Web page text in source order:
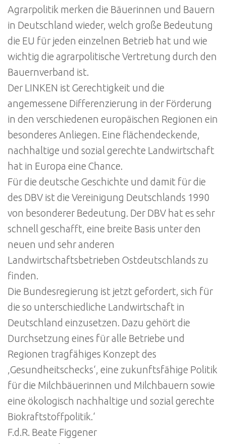
Agrarpolitik merken die Bäuerinnen und Bauern
in Deutschland wieder, welch große Bedeutung
die EU für jeden einzelnen Betrieb hat und wie
wichtig die agrarpolitische Vertretung durch den
Bauernverband ist.
Der LINKEN ist Gerechtigkeit und die
angemessene Differenzierung in der Förderung
in den verschiedenen europäischen Regionen ein
besonderes Anliegen. Eine flächendeckende,
nachhaltige und sozial gerechte Landwirtschaft
hat in Europa eine Chance.
Für die deutsche Geschichte und damit für die
des DBV ist die Vereinigung Deutschlands 1990
von besonderer Bedeutung. Der DBV hat es sehr
schnell geschafft, eine breite Basis unter den
neuen und sehr anderen
Landwirtschaftsbetrieben Ostdeutschlands zu
finden.
Die Bundesregierung ist jetzt gefordert, sich für
die so unterschiedliche Landwirtschaft in
Deutschland einzusetzen. Dazu gehört die
Durchsetzung eines für alle Betriebe und
Regionen tragfähiges Konzept des
‚Gesundheitschecks‘, eine zukunftsfähige Politik
für die Milchbäuerinnen und Milchbauern sowie
eine ökologisch nachhaltige und sozial gerechte
Biokraftstoffpolitik.‘
F.d.R. Beate Figgener